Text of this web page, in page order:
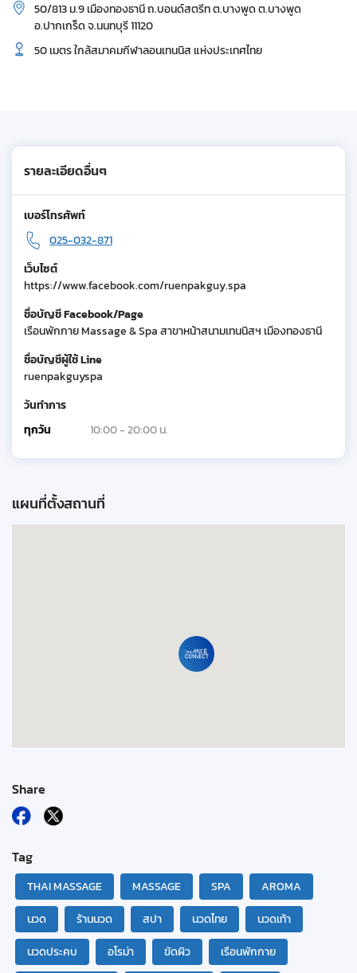
50/813 ม.9 เมืองทองธานี ถ.บอนด์สตรีท ต.บางพูด ต.บางพูด
อ.ปากเกร็ด จ.นนทบุรี 11120
50 เมตร ใกล้สมาคมกีฬาลอนเทนนิส แห่งประเทศไทย
รายละเอียดอื่นๆ
เบอร์โทรศัพท์
025-032-871
เว็บไซต์
https://www.facebook.com/ruenpakguy.spa
ชื่อบัญชี Facebook/Page
เรือนพักกาย Massage & Spa สาขาหน้าสนามเทนนิสฯ เมืองทองธานี
ชื่อบัญชีผู้ใช้ Line
ruenpakguyspa
วันทำการ
ทุกวัน
10:00 - 20:00 น.
แผนที่ตั้งสถานที่
Share
Tag
THAI MASSAGE MASSAGE SPA
AROMA
นวด
ร้านนวด สปา นวดไทย
นวดเท้า
นวดประคบ
อโรม่า ขัดผิว
เรือนพักกาย